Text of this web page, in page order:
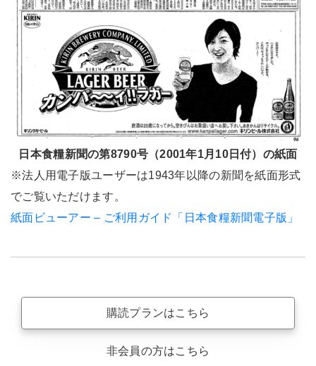
日本食糧新聞の第8790号（2001年1月10日付）の紙面
※法人用電子版ユーザーは1943年以降の新聞を紙面形式
でご覧いただけます。
紙面ビューアー – ご利用ガイド「日本食糧新聞電子版」
購読プランはこちら
非会員の方はこちら